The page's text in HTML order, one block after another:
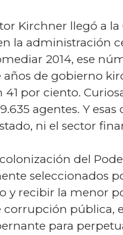
Kirchner llegó a la
la administración
2014, ese
de gobierno
41 por ciento.
agentes. Y
ni el sector
del
seleccionados
y recibir la menor
corrupción pública,
para